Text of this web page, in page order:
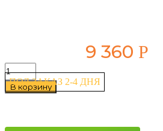
9 360 Р
ПОД ЗАКАЗ 2-4 ДНЯ
Количество
товара
Asterro
В корзину